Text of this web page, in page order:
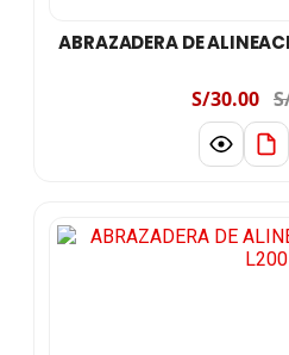
ABRAZADERA DE
S/30.00